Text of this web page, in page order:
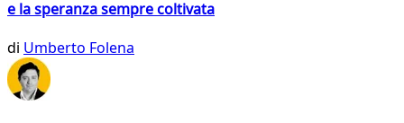
e la speranza sempre coltivata
di Umberto Folena